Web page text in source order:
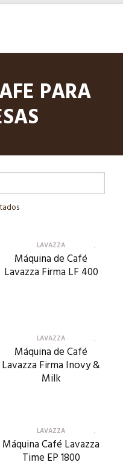
PARA
LAVAZZA
Máquina de Café
Lavazza Firma LF 400
LAVAZZA
Máquina de Café
Lavazza Firma Inovy &
Milk
LAVAZZA
Máquina Café Lavazza
Time EP 1800